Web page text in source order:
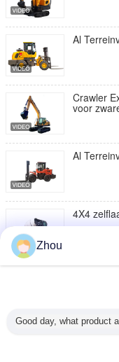
Al
Crawler
voor
Al
4X4
Zhou
Good day, what product